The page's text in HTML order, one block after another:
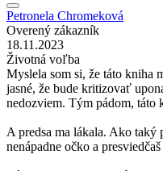
Petronela Chromeková
Overený zákazník
18.11.2023
Životná voľba
Myslela som si, že táto kniha
jasné, že bude kritizovať
nedozviem. Tým pádom, táto
A predsa ma lákala. Ako taký
nenápadne očko a